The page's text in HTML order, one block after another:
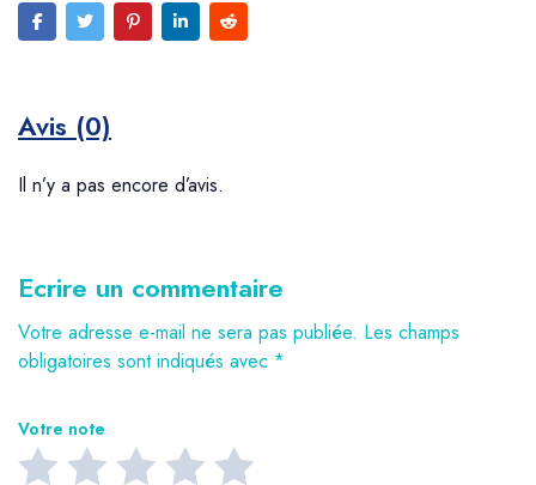
Avis (0)
Il n’y a pas encore d’avis.
Ecrire un commentaire
Votre adresse e-mail ne sera pas publiée. Les champs
obligatoires sont indiqués avec *
Votre note